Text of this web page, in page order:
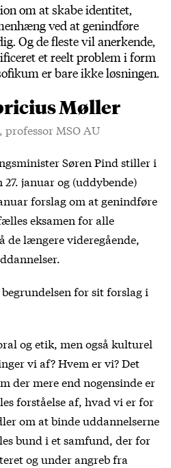
om at skabe identitet,
ved at genindføre
Og de fleste vil anerkende,
et reelt problem i form
er bare ikke løsningen.
Møller
professor MSO AU
Søren Pind stiller i
januar og (uddybende)
forslag om at genindføre
eksamen for alle
de længere videregående,
for sit forslag i
og etik, men også kulturel
vi af? Hvem er vi? Det
der mere end nogensinde er
forståelse af, hvad vi er for
om at binde uddannelserne
bund i et samfund, der for
og under angreb fra